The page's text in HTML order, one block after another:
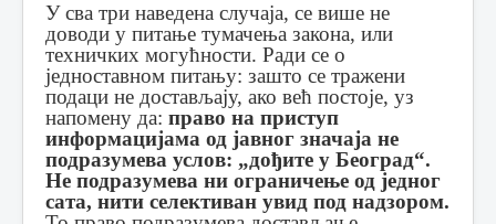
У сва три наведена случаја, се више не
доводи у питање тумачења закона, или
техничких могућности. Ради се о
једноставном питању: зашто се тражени
подаци не достављају, ако већ постоје, уз
напомену да: право на приступ
информацијама од јавног значаја не
подразумева услов: „дођите у Београд“.
Не подразумева ни ограничење од једног
сата, нити селективан увид под надзором.